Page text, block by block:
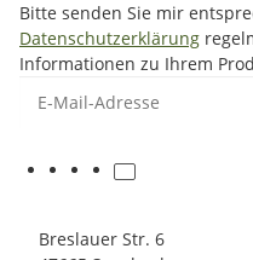
Bitte senden Sie mir
Datenschutzerklärung
Informationen zu Ihrem
Breslauer Str. 6